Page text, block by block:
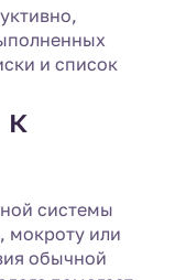
и список
к
системы
мокроту или
обычной